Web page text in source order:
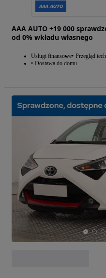
AAA AUTO +19 000
od 0% wkładu własnego
Usługi finansowe Przegląd
Dostawa do domu